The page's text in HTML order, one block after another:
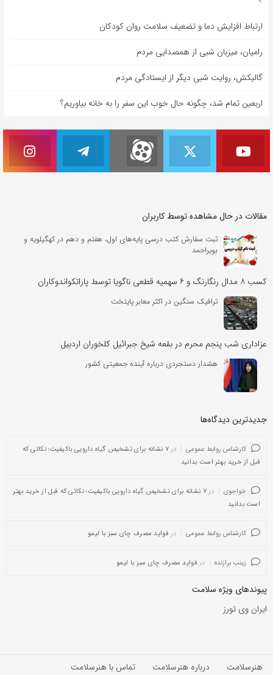
ارتباط افزایش دما و تضعیف سلامت روان کودکان
رامیان، میزبان شبی از همصدایی مردم
گالیکش، روایت شبی دیگر از ایستادگی مردم
اربعین تمام شد، چگونه حال خوب این سفر را به خانه بیاوریم؟
مقالات در حال مشاهده توسط کاربران
ثبت سفارش کتب درسی پایه‌های اول، هفتم و دهم در کهگیلویه و
بویراحمد
کسب ۸ مدال رنگارنگ و ۶ سهمیه قطعی ناگویا توسط پاراتکواندوکاران
ترافیک سنگین در اکثر معابر پایتخت
عزاداری شب پنجم محرم در بقعه شیخ جبرائیل کلخوران اردبیل
هشدار دستجردی درباره آینده جمعیتی کشور
جدیدترین دیدگاه‌‌ها
کارشناس روابط عمومی در
۷ نشانه برای تشخیص گیاه دارویی باکیفیت؛ نکاتی که
قبل از خرید بهتر است بدانید
خواجوی در
۷ نشانه برای تشخیص گیاه دارویی باکیفیت؛ نکاتی که قبل از خرید بهتر
است بدانید
کارشناس روابط عمومی در فواید مصرف چای سبز با لیمو
زینب برازنده در فواید مصرف چای سبز با لیمو
پیوندهای ویژه سلامت
ایران وی تورز
هنرسلامت درباره هنرسلامت
تماس با هنرسلامت